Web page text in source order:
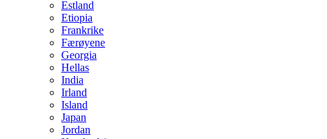
Estland
Etiopia
Frankrike
Færøyene
Georgia
Hellas
India
Irland
Island
Japan
Jordan